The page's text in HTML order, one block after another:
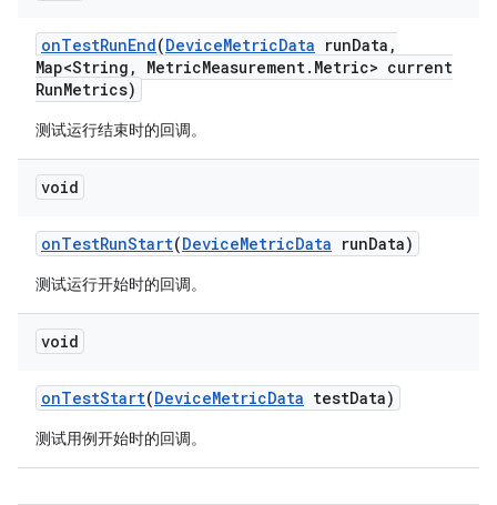
onTestRunEnd(DeviceMetricData runData ,
Map<String , MetricMeasurement. Metric> current
RunMetrics)
测试运行结束时的回调。
void
onTestRunStart(DeviceMetricData runData)
测试运行开始时的回调。
void
onTestStart(DeviceMetricData testData)
测试用例开始时的回调。